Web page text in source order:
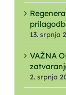
13. srpnja
VAŽNA
2. srpnja